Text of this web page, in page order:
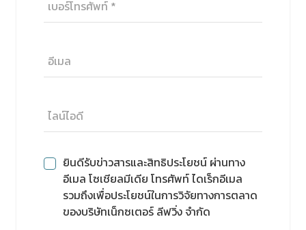
ยินดีรับข่าวสารและสิทธิประโยชน์ ผ่านทาง
อีเมล โซเชียลมีเดีย โทรศัพท์ ไดเร็กอีเมล
รวมถึงเพื่อประโยชน์ในการวิจัยทางการตลาด
ของบริษัทเน็กซเตอร์ ลีฟวิ่ง จำกัด